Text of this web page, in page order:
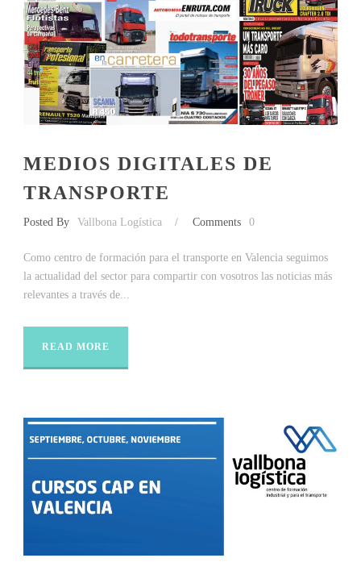
MEDIOS DIGITALES DE
TRANSPORTE
Posted By Vallbona Logística / Comments 0
Como centro de formación para el transporte en Valencia seguimos
la actualidad del sector para compartir con vosotros las noticias más
relevantes a través de...
READ MORE